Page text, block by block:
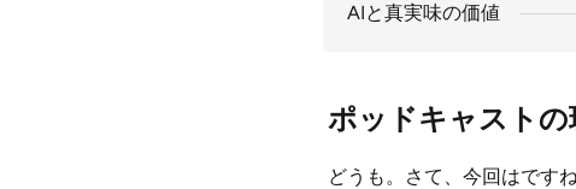
AIと真実味の価値
ポッドキャスト
どうも。さて、今回はです